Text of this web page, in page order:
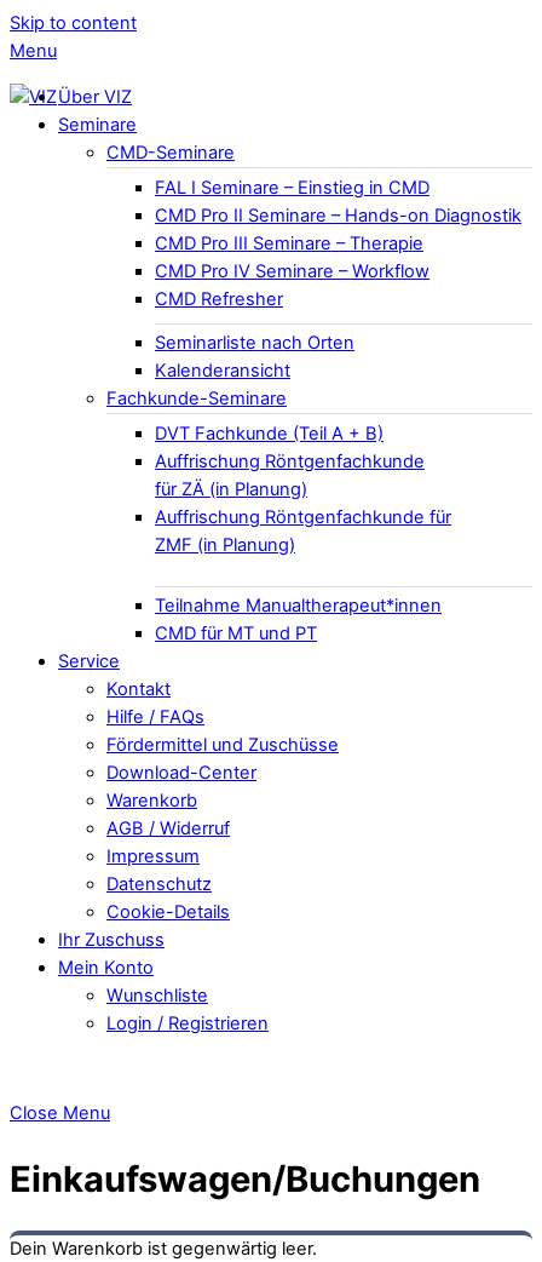
Skip to content
Menu
Über VIZ
Seminare
CMD-Seminare
FAL I Seminare – Einstieg in CMD
CMD Pro II Seminare – Hands-on Diagnostik
CMD Pro III Seminare – Therapie
CMD Pro IV Seminare – Workflow
CMD Refresher
Seminarliste nach Orten
Kalenderansicht
Fachkunde-Seminare
DVT Fachkunde (Teil A + B)
Auffrischung Röntgenfachkunde
für ZÄ (in Planung)
Auffrischung Röntgenfachkunde für
ZMF (in Planung)
Teilnahme Manualtherapeut*innen
CMD für MT und PT
Service
Kontakt
Hilfe / FAQs
Fördermittel und Zuschüsse
Download-Center
Warenkorb
AGB / Widerruf
Impressum
Datenschutz
Cookie-Details
Ihr Zuschuss
Mein Konto
Wunschliste
Login / Registrieren
Close Menu
Einkaufswagen/Buchungen
Dein Warenkorb ist gegenwärtig leer.